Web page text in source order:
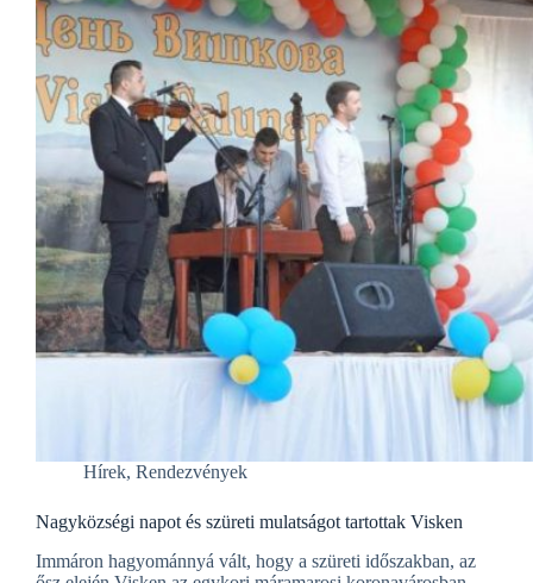
Hírek, Rendezvények
Nagyközségi napot és szüreti mulatságot tartottak Visken
Immáron hagyománnyá vált, hogy a szüreti időszakban, az